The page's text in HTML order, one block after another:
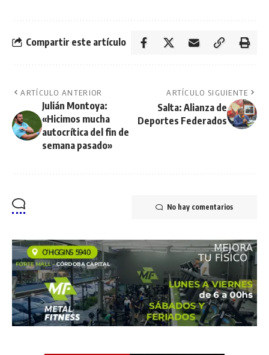
Compartir este artículo
ARTÍCULO ANTERIOR
Julián Montoya:
«Hicimos mucha
autocrítica del fin de
semana pasado»
ARTÍCULO SIGUIENTE
Salta: Alianza de
Deportes Federados
No hay comentarios